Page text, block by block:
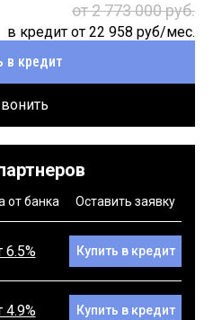
от 2 773 000 руб.
в кредит от 22 958 руб/мес.
в кредит
от банка Оставить заявку
6.5% Купить в кредит
4.9% Купить в кредит